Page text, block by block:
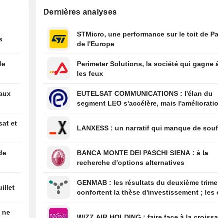
leurs liens
et de l'Ukraine
14:31
Apple annonce
utilisateurs de
connecter au
14:23
Berkshire
hausse de son
des rachats
et
ne
Dernières analyses
STMicro, une performance sur le toit de
de l'Europe
Perimeter Solutions, la société qui gagne
les feux
EUTELSAT COMMUNICATIONS : l'élan du
segment LEO s'accélère, mais
LANXESS : un narratif qui manque de
BANCA MONTE DEI PASCHI SIENA : à la
recherche d'options alternatives
GENMAB : les résultats du deuxième trimestre
confortent la thèse d'investissement ; les